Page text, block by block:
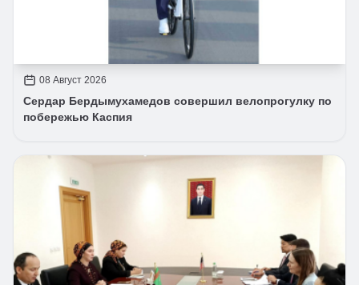
08 Август 2026
Сердар Бердымухамедов совершил велопрогулку по
побережью Каспия